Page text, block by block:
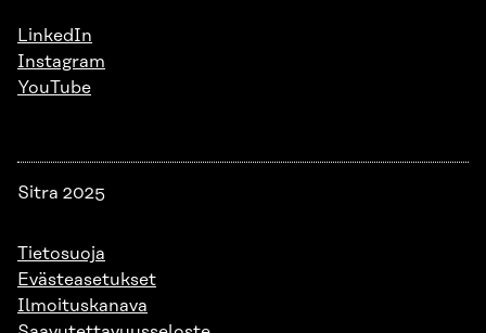
LinkedIn
Instagram
YouTube
Sitra 2025
Tietosuoja
Evästeasetukset
Ilmoituskanava